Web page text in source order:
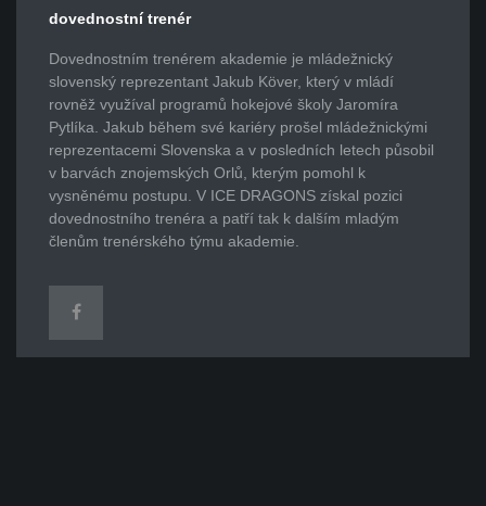
dovednostní trenér
Dovednostním trenérem akademie je mládežnický
slovenský reprezentant Jakub Köver, který v mládí
rovněž využíval programů hokejové školy Jaromíra
Pytlíka. Jakub během své kariéry prošel mládežnickými
reprezentacemi Slovenska a v posledních letech působil
v barvách znojemských Orlů, kterým pomohl k
vysněnému postupu. V ICE DRAGONS získal pozici
dovednostního trenéra a patří tak k dalším mladým
členům trenérského týmu akademie.